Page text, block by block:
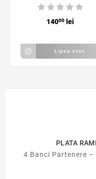
14000lei
 Lipsa stoc
PLATA
4 Banci Partenere –